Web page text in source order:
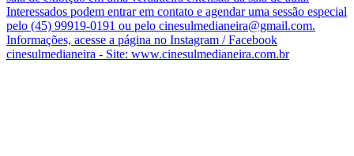
Interessados podem entrar em contato e agendar uma sessão especial
pelo (45) 99919-0191 ou pelo cinesulmedianeira@gmail.com.
Informações, acesse a página no Instagram / Facebook
cinesulmedianeira - Site: www.cinesulmedianeira.com.br